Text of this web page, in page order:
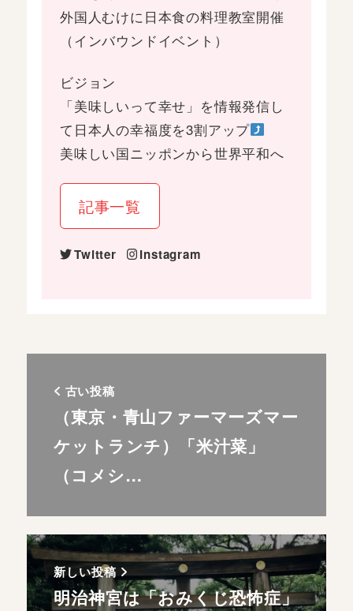
外国人むけに日本食の料理教室開催
（インバウンドイベント）
ビジョン
「美味しいって幸せ」を情報発信し
て日本人の幸福度を3割アップ
美味しい国ニッポンから世界平和へ
記事一覧
Twitter Instagram
古い投稿
（東京・青山ファーマーズマー
ケットランチ）「米汁菜」
（コメシ…
新しい投稿
明治神宮は「おみくじ恐怖症」